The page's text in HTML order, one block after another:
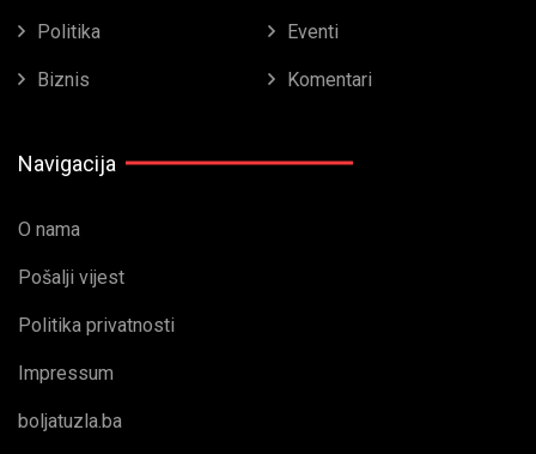
Politika Eventi
Biznis Komentari
Navigacija
O nama
Pošalji vijest
Politika privatnosti
Impressum
boljatuzla.ba